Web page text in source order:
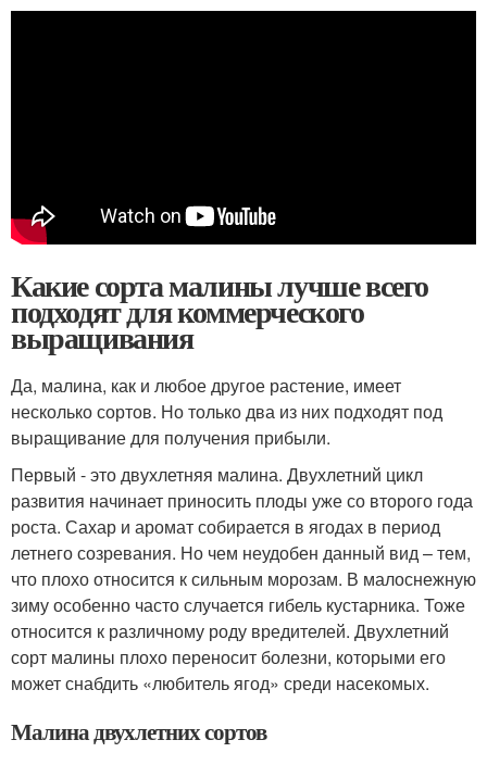
Какие сорта малины лучше всего
подходят для коммерческого
выращивания
Да, малина, как и любое другое растение, имеет
несколько сортов. Но только два из них подходят под
выращивание для получения прибыли.
Первый - это двухлетняя малина. Двухлетний цикл
развития начинает приносить плоды уже со второго года
роста. Сахар и аромат собирается в ягодах в период
летнего созревания. Но чем неудобен данный вид – тем,
что плохо относится к сильным морозам. В малоснежную
зиму особенно часто случается гибель кустарника. Тоже
относится к различному роду вредителей. Двухлетний
сорт малины плохо переносит болезни, которыми его
может снабдить «любитель ягод» среди насекомых.
Малина двухлетних сортов